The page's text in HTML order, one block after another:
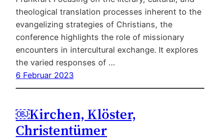
theological translation processes inherent to the
evangelizing strategies of Christians, the
conference highlights the role of missionary
encounters in intercultural exchange. It explores
the varied responses of …
6 Februar 2023
￼Kirchen, Klöster,
Christentümer